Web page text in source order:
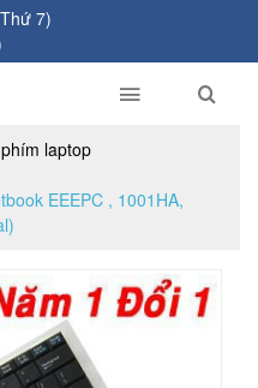
7)
laptop
EEEPC , 1001HA,